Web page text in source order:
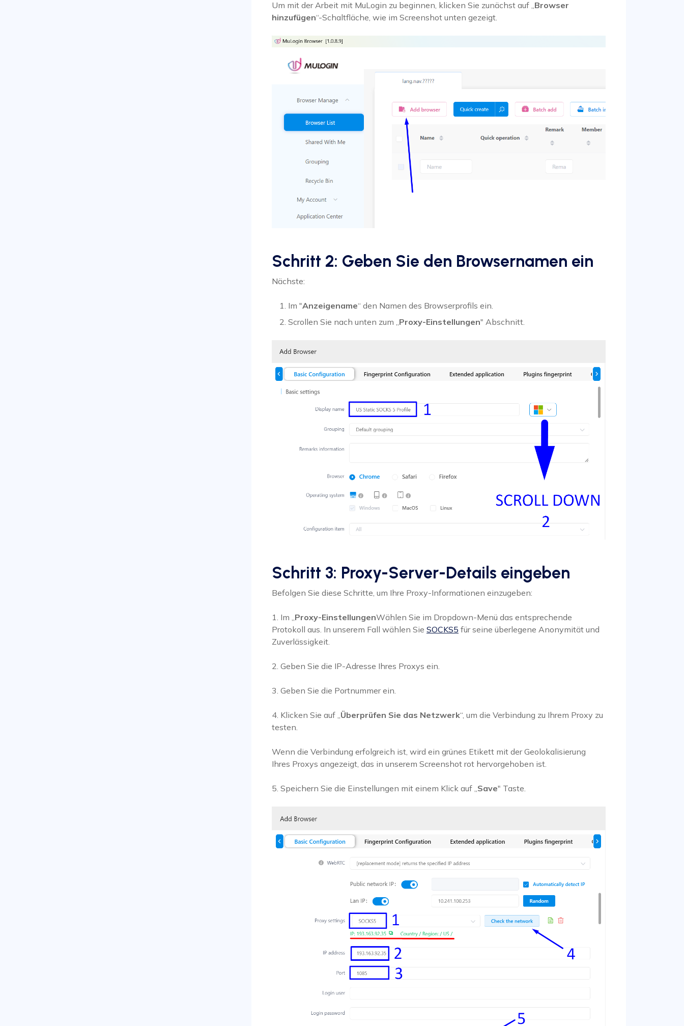
Um mit der Arbeit mit MuLogin zu beginnen, klicken Sie zunächst auf „ Browser
hinzufügen“-Schaltfläche, wie im Screenshot unten gezeigt.
Schritt 2: Geben Sie den Browsernamen ein
Nächste:
Im "Anzeigename“ den Namen des Browserprofils ein.
Scrollen Sie nach unten zum „ Proxy-Einstellungen" Abschnitt.
Schritt 3: Proxy-Server-Details eingeben
Befolgen Sie diese Schritte, um Ihre Proxy-Informationen einzugeben:
1. Im „Proxy-EinstellungenWählen Sie im Dropdown-Menü das entsprechende
Protokoll aus. In unserem Fall wählen Sie SOCKS5 für seine überlegene Anonymität und
Zuverlässigkeit.
2. Geben Sie die IP-Adresse Ihres Proxys ein.
3. Geben Sie die Portnummer ein.
4. Klicken Sie auf „Überprüfen Sie das Netzwerk“, um die Verbindung zu Ihrem Proxy zu
testen.
Wenn die Verbindung erfolgreich ist, wird ein grünes Etikett mit der Geolokalisierung
Ihres Proxys angezeigt, das in unserem Screenshot rot hervorgehoben ist.
5. Speichern Sie die Einstellungen mit einem Klick auf „Save" Taste.